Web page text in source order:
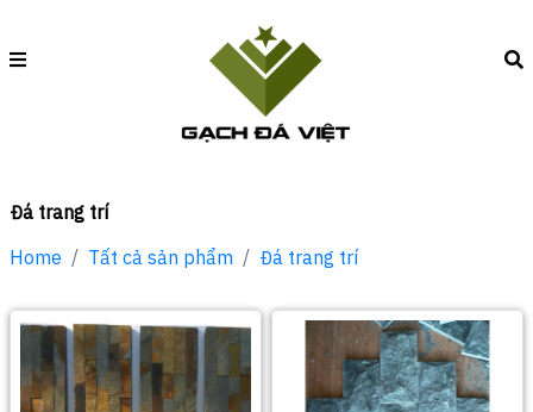
Đá trang trí
Home
Tất cả sản phẩm Đá trang trí